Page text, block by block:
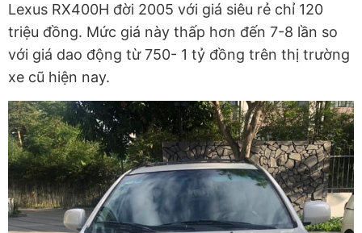
Lexus RX400H đời 2005 với giá siêu rẻ chỉ 120
triệu đồng. Mức giá này thấp hơn đến 7-8 lần so
với giá dao động từ 750- 1 tỷ đồng trên thị trường
xe cũ hiện nay.